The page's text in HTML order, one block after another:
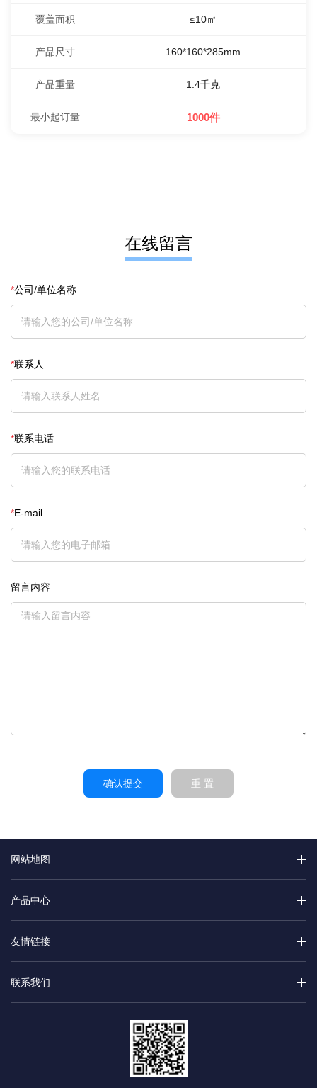
覆盖面积 ≤10㎡
产品尺寸 160*160*285mm
产品重量 1.4千克
最小起订量 1000件
在线留言
*公司/单位名称
*联系人
*联系电话
*E-mail
留言内容
确认提交 重 置
网站地图
产品中心
友情链接
联系我们